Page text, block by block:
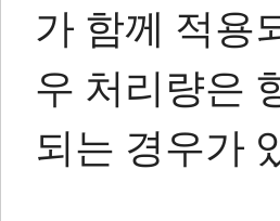
가 함께 적용
우 처리량은
되는 경우가